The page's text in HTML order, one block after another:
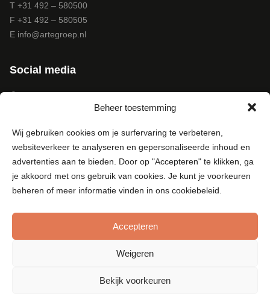
Beheer toestemming
Wij gebruiken cookies om je surfervaring te verbeteren,
websiteverkeer te analyseren en gepersonaliseerde inhoud en
advertenties aan te bieden. Door op "Accepteren" te klikken, ga
je akkoord met ons gebruik van cookies. Je kunt je voorkeuren
beheren of meer informatie vinden in ons cookiebeleid.
Accepteren
Weigeren
Bekijk voorkeuren
T +31 492 – 580500
F +31 492 – 580505
E info@artegroep.nl
Social media
LinkedIn
Algemene Voorwaarden d.d. 20 oktober 2023
Privacy Statement